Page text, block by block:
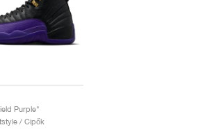
Purple"
/ Cipők